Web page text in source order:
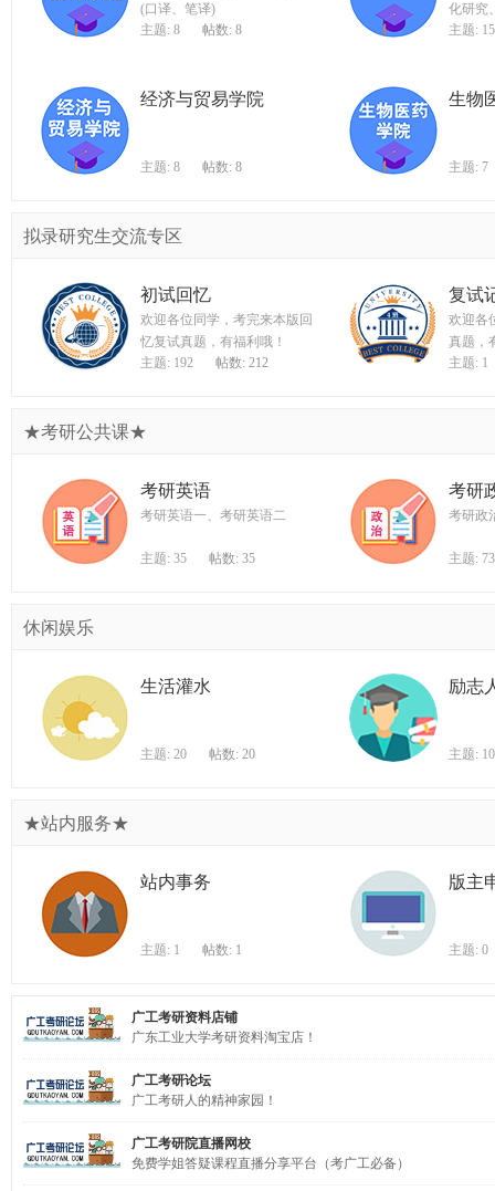
(口译、笔译)
主题: 8
帖数: 8
化研究
主题: 15
经济与贸易学院
主题: 8 帖数: 8
生物
主题: 7
拟录研究生交流专区
初试回忆
欢迎各位同学，考完来本版回
忆复试真题，有福利哦！
主题: 192
帖数: 212
复试
欢迎各
真题，
主题: 1
★考研公共课★
考研英语
考研英语一、考研英语二
主题: 35 帖数: 35
考研
考研政
主题: 73
休闲娱乐
生活灌水
主题: 20 帖数: 20
励志
主题: 10
★站内服务★
站内事务
主题: 1 帖数: 1
版主
主题: 0
广工考研资料店铺
广东工业大学考研资料淘宝店！
广工考研论坛
广工考研人的精神家园！
广工考研院直播网校
免费学姐答疑课程直播分享平台（考广工必备）